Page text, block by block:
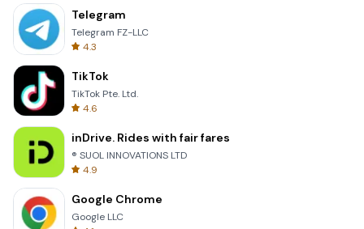
Telegram
Telegram FZ-LLC
4.3
TikTok
TikTok Pte. Ltd.
4.6
inDrive. Rides with fair fares
® SUOL INNOVATIONS LTD
4.9
Google Chrome
Google LLC